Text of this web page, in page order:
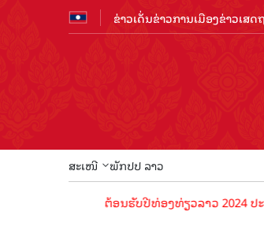
ຂ່າວເດັ່ນຂ່າວການເມືອງຂ່າວເສດ
ສະເໜີ ພັກປປ ລາວ
ຕ້ອນຮັບປີທ່ອງທ່ຽວລາວ 2024 ປະຊາ